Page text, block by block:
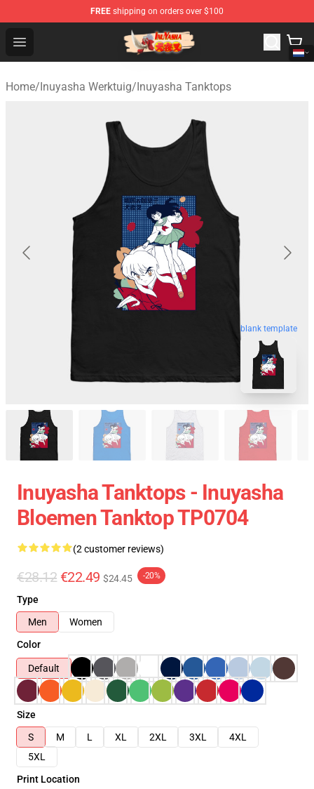
FREE shipping on orders over $100
Open menu
Inuyasha Store - Official Inuyasha Merchandise Shop
Home/Inuyasha Werktuig/Inuyasha Tanktops
blank template
Inuyasha Tanktops - Inuyasha
Bloemen Tanktop TP0704
(2 customer reviews)
€28.12 €22.49 $24.45 -20%
Type
Men
Women
Color
Default
Size
S
M L XL 2XL 3XL
4XL
5XL
Print Location